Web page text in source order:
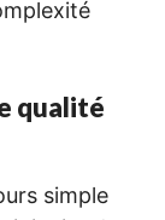
qualité
simple